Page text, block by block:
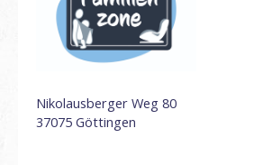
Nikolausberger Weg 80
37075 Göttingen